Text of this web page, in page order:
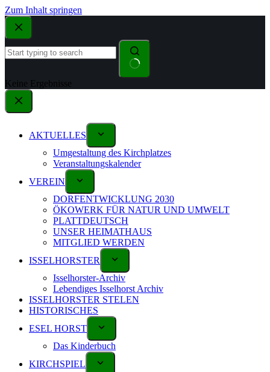
Zum Inhalt springen
Keine Ergebnisse
AKTUELLES
Umgestaltung des Kirchplatzes
Veranstaltungskalender
VEREIN
DORFENTWICKLUNG 2030
ÖKOWERK FÜR NATUR UND UMWELT
PLATTDEUTSCH
UNSER HEIMATHAUS
MITGLIED WERDEN
ISSELHORSTER
Isselhorster-Archiv
Lebendiges Isselhorst Archiv
ISSELHORSTER STELEN
HISTORISCHES
ESEL HORST
Das Kinderbuch
KIRCHSPIEL